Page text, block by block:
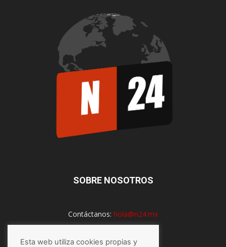
SOBRE NOSOTROS
Contáctanos: hola@n24.mx
Esta web utiliza cookies propias y